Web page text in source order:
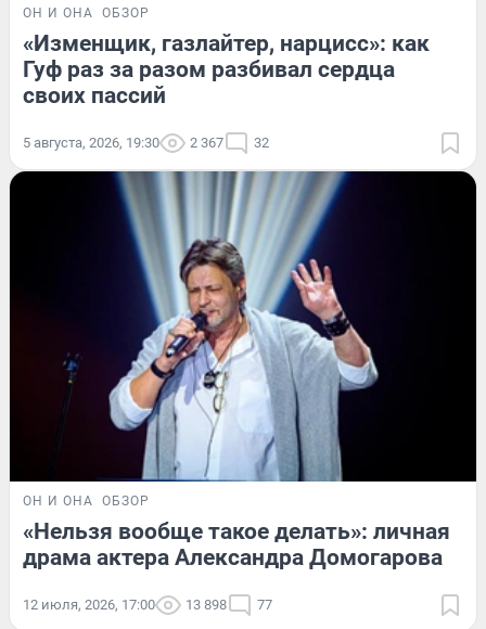
ОН И ОНА ОБЗОР
«Изменщик, газлайтер, нарцисс»: как
Гуф раз за разом разбивал сердца
своих пассий
5 августа, 2026, 19:30 2 367 32
ОН И ОНА ОБЗОР
«Нельзя вообще такое делать»: личная
драма актера Александра Домогарова
12 июля, 2026, 17:00 13 898 77